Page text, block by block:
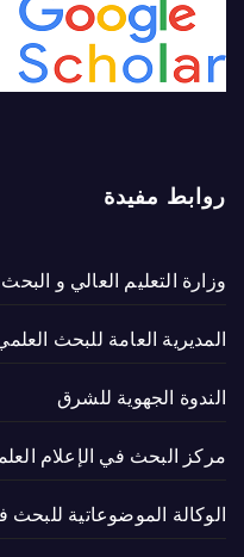
روابط مفيدة
وزارة التعليم العالي و
المديرية العامة للبحث
الندوة الجهوية للشرق
مركز البحث في الإعلام
الوكالة الموضوعاتية للبحث